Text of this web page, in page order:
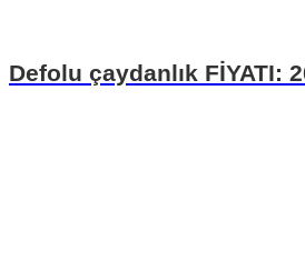
Defolu çaydanlık FİYATI: